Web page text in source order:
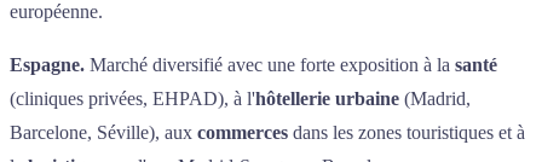
européenne.
Espagne. Marché diversifié avec une forte exposition à la santé
(cliniques privées, EHPAD), à l'hôtellerie urbaine (Madrid,
Barcelone, Séville), aux commerces dans les zones touristiques et à